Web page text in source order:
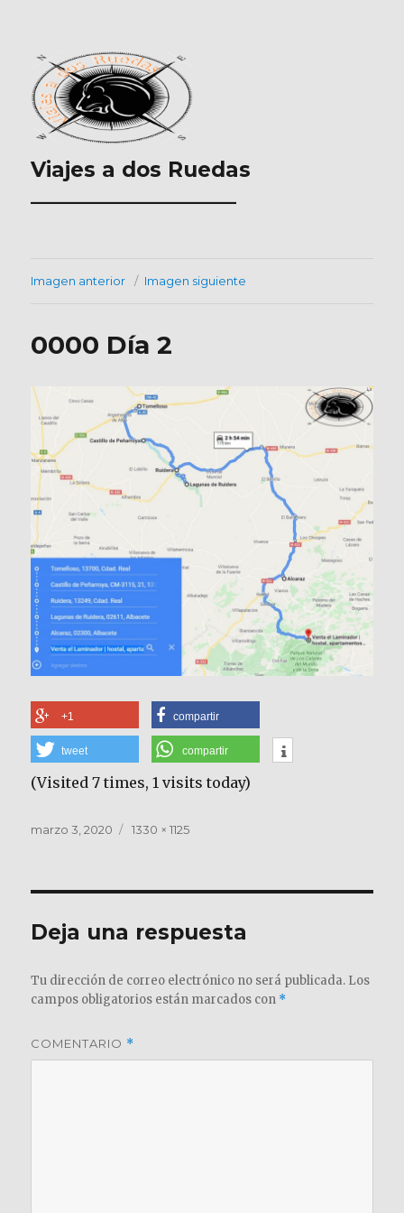
Viajes a dos Ruedas
___________________
Imagen anterior Imagen siguiente
0000 Día 2
+1 compartir
tweet compartir
(Visited 7 times, 1 visits today)
Publicado
marzo 3, 2020
Tamaño
1330 × 1125
Deja una respuesta
Tu dirección de correo electrónico no será publicada. Los
campos obligatorios están marcados con *
COMENTARIO *